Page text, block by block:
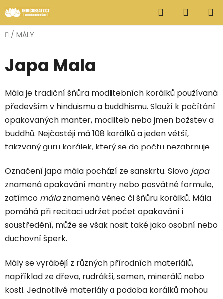
na
obsah
Hledat
KOŠÍK
Domů
/ MÁLY
Japa Mala
Mála je tradiční šňůra modlitebních korálků používaná
především v hinduismu a buddhismu. Slouží k počítání
opakovaných manter, modliteb nebo jmen božstev a
buddhů. Nejčastěji má 108 korálků a jeden větší,
takzvaný guru korálek, který se do počtu nezahrnuje.
Označeníjapa mála pochází ze sanskrtu. Slovo japa
znamená opakování mantry nebo posvátné formule,
zatímco málaznamená věnec či šňůru korálků. Mála
pomáhá při recitaci udržet počet opakování i
soustředění, může se však nosit také jako osobní nebo
duchovní šperk.
Mály se vyrábějí z různých přírodních materiálů,
například ze dřeva, rudrákši, semen, minerálů nebo
kosti. Jednotlivé materiály a podoba korálků mohou